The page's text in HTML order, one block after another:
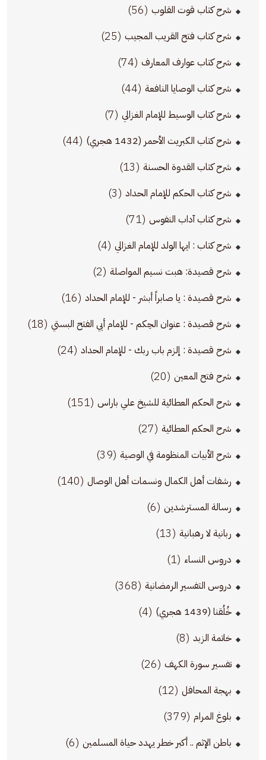
شرح كتاب قوت القلوب (56)
شرح كتاب فتح القريب المجيب (25)
شرح كتاب عوارف المعارف (74)
شرح كتاب الوصايا النافعة (44)
شرح كتاب الوسيط للإمام الغزالي (7)
شرح كتاب الكبريت الأحمر (1432 هجري) (44)
شرح كتاب القدوة الحسنة (13)
شرح كتاب الحكم للإمام الحداد (3)
شرح كتاب آداب النفوس (71)
شرح كتاب : ايها الولد للإمام الغزالي (4)
شرح قصيدة: هبت نسيم المواصلة (2)
شرح قصيدة : يا صابراً أبشر - للإمام الحداد (16)
شرح قصيدة : عنوان الحِكم - للإمام أبي الفتح البستي (18)
شرح قصيدة : إلزم باب ربك - للإمام الحداد (24)
شرح فتح المعين (20)
شرح الحكم العطائية للشيخ علي باراس (151)
شرح الحكم العطائية (27)
شرح الأبيات المنظومة في الوصية (39)
رشفات أهل الكمال ونسمات أهل الوصال (140)
رسالة المسترشدين (6)
ربانية لا رهبانية (13)
دروس النساء (1)
دروس التفسير الرمضانية (368)
خُلُقنا (1439 هجري) (4)
خاتمة الزبد (8)
تفسير سورة الكهف (26)
بهجة المحافل (12)
بلوغ المرام (379)
باطن الإثم .. أكبر خطر يهدد حياة المسلمين (6)